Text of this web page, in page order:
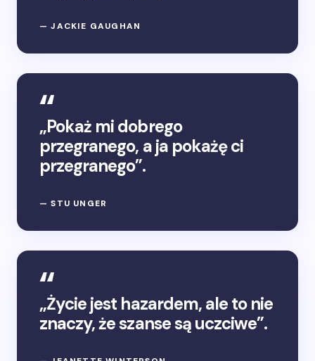
— JACKIE GAUGHAN
„Pokaż mi dobrego
przegranego, a ja pokażę ci
przegranego”.
— STU UNGER
„Życie jest hazardem, ale to nie
znaczy, że szanse są uczciwe”.